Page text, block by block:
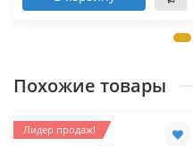
Похожие товары
Лидер продаж!